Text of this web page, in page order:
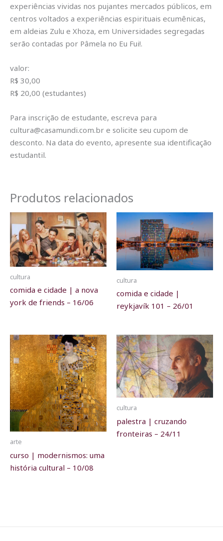
experiências vividas nos pujantes mercados públicos, em
centros voltados a experiências espirituais ecumênicas,
em aldeias Zulu e Xhoza, em Universidades segregadas
serão contadas por Pâmela no Eu Fui!.
valor:
R$ 30,00
R$ 20,00 (estudantes)
Para inscrição de estudante, escreva para
cultura@casamundi.com.br e solicite seu cupom de
desconto. Na data do evento, apresente sua identificação
estudantil.
Produtos relacionados
cultura
comida e cidade | a nova
york de friends – 16/06
cultura
comida e cidade |
reykjavík 101 – 26/01
arte
curso | modernismos: uma
história cultural – 10/08
cultura
palestra | cruzando
fronteiras – 24/11